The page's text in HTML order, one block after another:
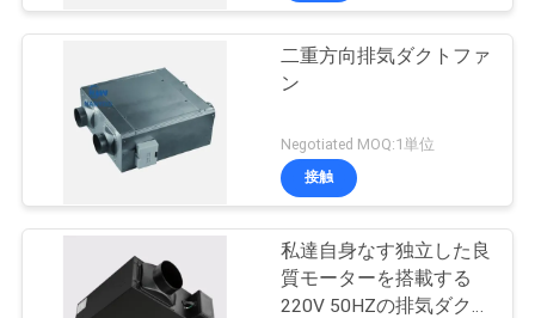
二重方向排気ダクトファ
ン
Negotiated MOQ:1単位
接触
私達自身なす独立した良
質モーターを搭載する
220V 50HZの排気ダクト